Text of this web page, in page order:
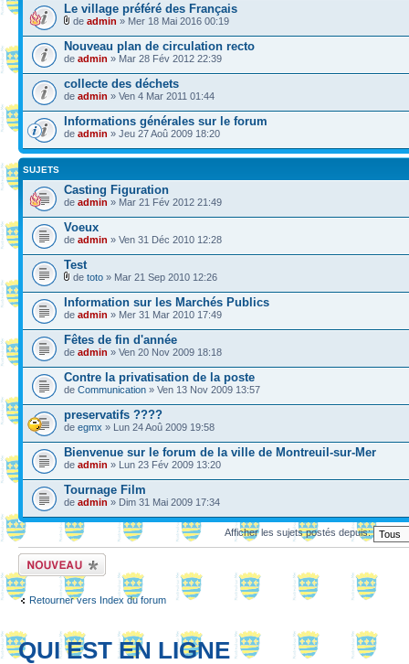
Le village préféré des Français
de admin » Mer 18 Mai 2016 00:19
Nouveau plan de circulation recto
de admin » Mar 28 Fév 2012 22:39
collecte des déchets
de admin » Ven 4 Mar 2011 01:44
Informations générales sur le forum
de admin » Jeu 27 Aoû 2009 18:20
SUJETS
Casting Figuration
de admin » Mar 21 Fév 2012 21:49
Voeux
de admin » Ven 31 Déc 2010 12:28
Test
de toto » Mar 21 Sep 2010 12:26
Information sur les Marchés Publics
de admin » Mer 31 Mar 2010 17:49
Fêtes de fin d'année
de admin » Ven 20 Nov 2009 18:18
Contre la privatisation de la poste
de Communication » Ven 13 Nov 2009 13:57
preservatifs ????
de egmx » Lun 24 Aoû 2009 19:58
Bienvenue sur le forum de la ville de Montreuil-sur-Mer
de admin » Lun 23 Fév 2009 13:20
Tournage Film
de admin » Dim 31 Mai 2009 17:34
Afficher les sujets postés depuis:
Ecrire un nouveau
sujet
Retourner vers Index du forum
QUI EST EN LIGNE